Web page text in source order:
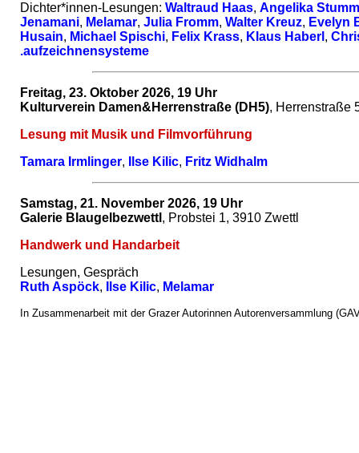
Dichter*innen-Lesungen: Waltraud Haas, Angelika
Jenamani, Melamar, Julia Fromm, Walter Kreuz, Evelyn
Husain, Michael Spischi, Felix Krass, Klaus Haberl ,
.aufzeichnensysteme
Freitag, 23. Oktober 2026, 19 Uhr
Kulturverein Damen&Herrenstraße (DH5), Herrenstraße
Lesung mit Musik und Filmvorführung
Tamara Irmlinger, Ilse Kilic, Fritz Widhalm
Samstag, 21. November 2026, 19 Uhr
Galerie Blaugelbezwettl , Probstei 1, 3910 Zwettl
Handwerk und Handarbeit
Lesungen, Gespräch
Ruth Aspöck, Ilse Kilic, Melamar
In Zusammenarbeit mit der Grazer Autorinnen Autorenversammlung